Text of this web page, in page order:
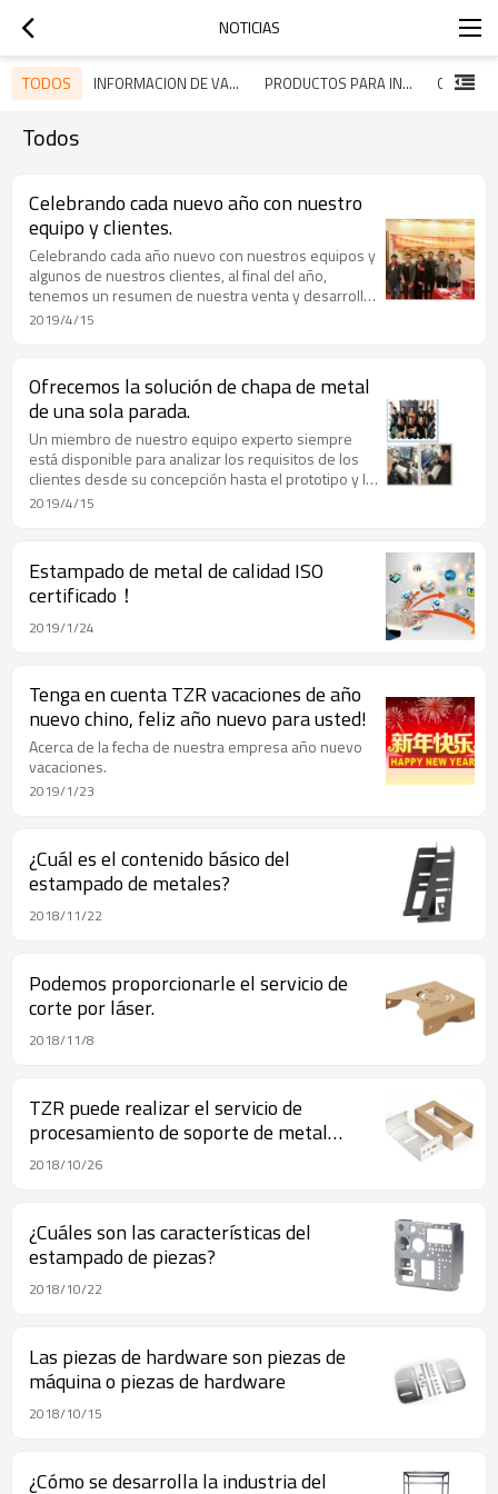
NOTICIAS
TODOS INFORMACION DE VACACIONES PRODUCTOS PARA INVESTIGAR
Todos
Celebrando cada nuevo año con nuestro
equipo y clientes.
Celebrando cada año nuevo con nuestros equipos y
algunos de nuestros clientes, al final del año,
tenemos un resumen de nuestra venta y desarrollo.
Para alentar a nuestros compañeros de equipo,
2019/4/15
Ofrecemos la solución de chapa de metal
de una sola parada.
Un miembro de nuestro equipo experto siempre
está disponible para analizar los requisitos de los
clientes desde su concepción hasta el prototipo y la
producción. Ofrecemos la solución completa de
2019/4/15
Estampado de metal de calidad ISO
certificado！
2019/1/24
Tenga en cuenta TZR vacaciones de año
nuevo chino, feliz año nuevo para usted!
Acerca de la fecha de nuestra empresa año nuevo
vacaciones.
2019/1/23
¿Cuál es el contenido básico del
estampado de metales?
2018/11/22
Podemos proporcionarle el servicio de
corte por láser.
2018/11/8
TZR puede realizar el servicio de
procesamiento de soporte de metal
personalizado
2018/10/26
¿Cuáles son las características del
estampado de piezas?
2018/10/22
Las piezas de hardware son piezas de
máquina o piezas de hardware
2018/10/15
¿Cómo se desarrolla la industria del